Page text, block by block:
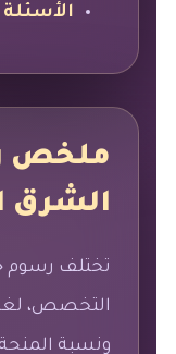
ملخص
الشرق
تختلف رسوم
التخصص، لغة
ونسبة